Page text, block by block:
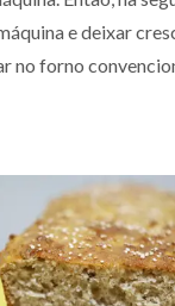
e deixar
no forno